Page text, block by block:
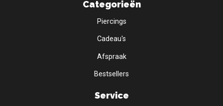
Categorieën
Piercings
Cadeau's
Afspraak
Bestsellers
Service